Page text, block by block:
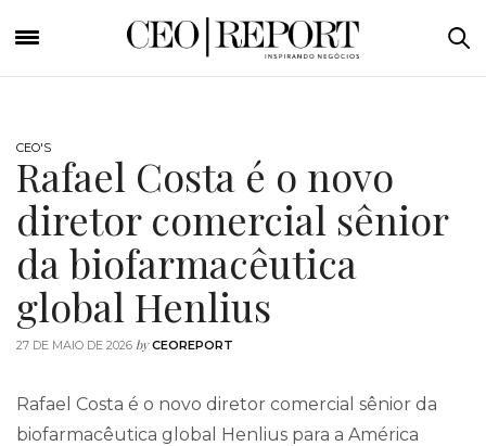
CEO'S
Rafael Costa é o novo
diretor comercial sênior
da biofarmacêutica
global Henlius
27 DE MAIO DE 2026 by CEOREPORT
Rafael Costa é o novo diretor comercial sênior da
biofarmacêutica global Henlius para a América